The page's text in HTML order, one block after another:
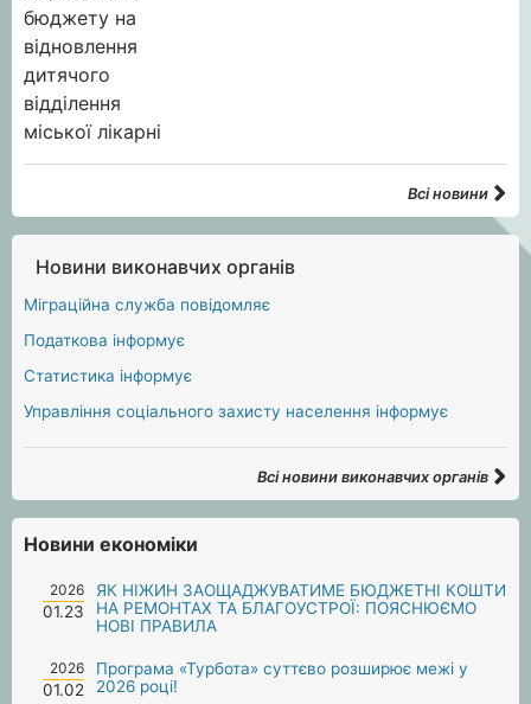
Всі новини
Новини виконавчих органів
Міграційна служба повідомляє
Податкова інформує
Статистика інформує
Управління соціального захисту населення інформує
Всі новини виконавчих органів
Новини економіки
2026
01.23
ЯК НІЖИН ЗАОЩАДЖУВАТИМЕ БЮДЖЕТНІ КОШТИ
НА РЕМОНТАХ ТА БЛАГОУСТРОЇ: ПОЯСНЮЄМО
НОВІ ПРАВИЛА
2026
01.02
Програма «Турбота» суттєво розширює межі у
2026 році!